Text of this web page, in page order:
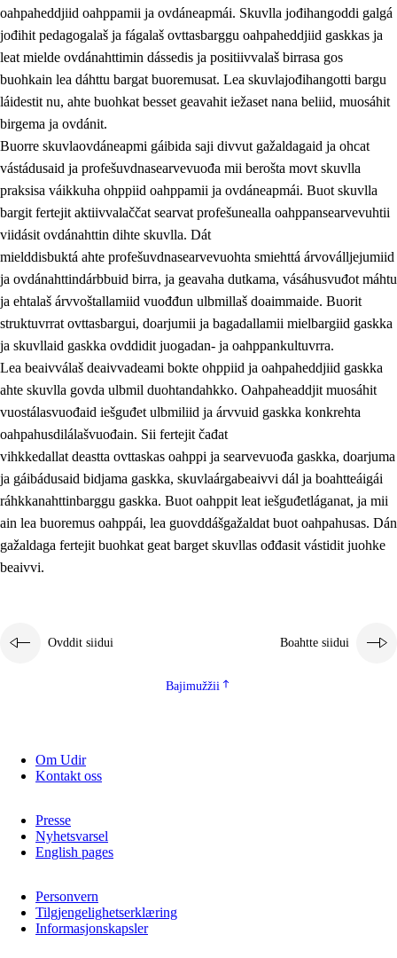
oahpaheddjiid oahppamii ja ovdáneapmái. Skuvlla jođihangoddi galgá
jođihit pedagogalaš ja fágalaš ovttasbarggu oahpaheddjiid gaskkas ja
leat mielde ovdánahttimin dássedis ja positiivvalaš birrasa gos
buohkain lea dáhttu bargat buoremusat. Lea skuvlajođihangotti bargu
láidestit nu, ahte buohkat besset geavahit iežaset nana beliid, muosáhit
birgema ja ovdánit.
Buorre skuvlaovdáneapmi gáibida saji divvut gažaldagaid ja ohcat
vástádusaid ja profešuvdnasearvevuođa mii berošta movt skuvlla
praksisa váikkuha ohppiid oahppamii ja ovdáneapmái. Buot skuvlla
bargit fertejit aktiivvalaččat searvat profešunealla oahppansearvevuhtii
viidásit ovdánahttin dihte skuvlla. Dát
mielddisbuktá ahte profešuvdnasearvevuohta smiehttá árvoválljejumiid
ja ovdánahttindárbbuid birra, ja geavaha dutkama, vásáhusvuđot máhtu
ja ehtalaš árvvoštallamiid vuođđun ulbmillaš doaimmaide. Buorit
struktuvrrat ovttasbargui, doarjumii ja bagadallamii mielbargiid gaskka
ja skuvllaid gaskka ovddidit juogadan- ja oahppankultuvrra.
Lea beaivválaš deaivvadeami bokte ohppiid ja oahpaheddjiid gaskka
ahte skuvlla govda ulbmil duohtandahkko. Oahpaheaddjit muosáhit
vuostálasvuođaid iešguđet ulbmiliid ja árvvuid gaskka konkrehta
oahpahusdilálašvuođain. Sii fertejit čađat
vihkkedallat deastta ovttaskas oahppi ja searvevuođa gaskka, doarjuma
ja gáibádusaid bidjama gaskka, skuvlaárgabeaivvi dál ja boahtteáigái
ráhkkanahttinbarggu gaskka. Buot oahppit leat iešguđetláganat, ja mii
ain lea buoremus oahppái, lea guovddášgažaldat buot oahpahusas. Dán
gažaldaga fertejit buohkat geat barget skuvllas ođđasit vástidit juohke
beaivvi.
Ovddit siidui Boahtte siidui
Bajimužžii
Om Udir
Kontakt oss
Presse
Nyhetsvarsel
English pages
Personvern
Tilgjengelighetserklæring
Informasjonskapsler